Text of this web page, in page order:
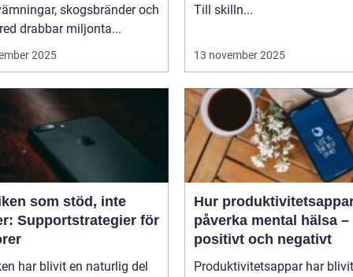
skogsbränder och
drabbar miljonta...
2025
Till skilln...
13 november 2025
som stöd, inte
Supportstrategier för
har blivit en naturlig del
Hur
påverka mental hälsa –
positivt och negativt
Produktivitetsappar har